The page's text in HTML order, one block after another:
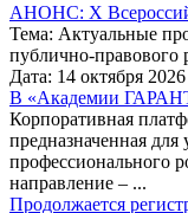
АНОНС: Х
Тема: Актуальные
публично-правового
Дата: 14 октября
В «Академии
Корпоративная
предназначенная
профессионального
направление – ...
Продолжается